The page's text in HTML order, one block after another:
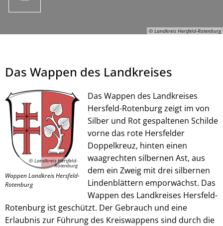
© Landkreis Hersfeld-Rotenburg
© Landkreis Hersfeld-Rotenburg
Das Wappen des Landkreises
© Landkreis Hersfeld-
Rotenburg
Wappen Landkreis Hersfeld-
Rotenburg
Das Wappen des Landkreises
Hersfeld-Rotenburg zeigt im von
Silber und Rot gespaltenen Schilde
vorne das rote Hersfelder
Doppelkreuz, hinten einen
waagrechten silbernen Ast, aus
dem ein Zweig mit drei silbernen
Lindenblättern emporwächst. Das
Wappen des Landkreises Hersfeld-
Rotenburg ist geschützt. Der Gebrauch und eine
Erlaubnis zur Führung des Kreiswappens sind durch die